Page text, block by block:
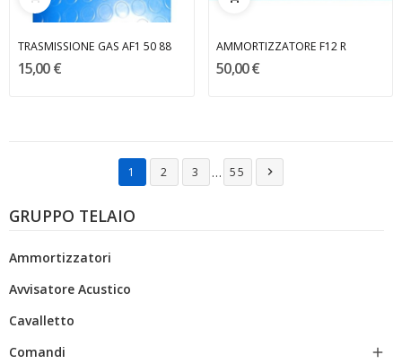
GRUPPO TELAIO
Ammortizzatori
Avvisatore Acustico
Cavalletto
Comandi

TRASMISSIONE GAS AF1 50 88
15,00 €
AMMORTIZZATORE F12 R
50,00 €
1 2 3 … 55 